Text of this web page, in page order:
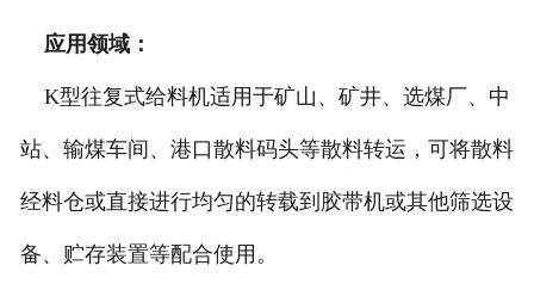
应用领域：
K型往复式给料机适用于矿山、矿井、选煤厂、中
站、输煤车间、港口散料码头等散料转运，可将散料
经料仓或直接进行均匀的转载到胶带机或其他筛选设
备、贮存装置等配合使用。